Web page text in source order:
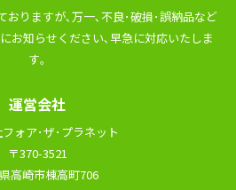
おりますが､万⼀､不良･破損･誤納品など
お知らせください､早急に対応いたしま
す｡
運営会社
ォア･ザ･プラネット
〒370-3521
高崎市棟高町706